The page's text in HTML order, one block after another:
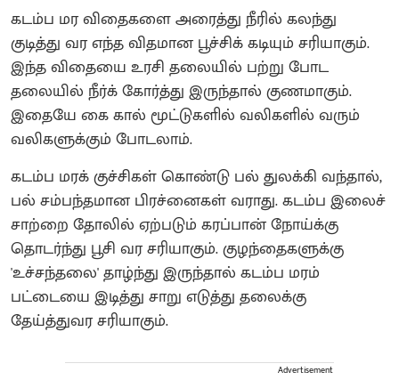
கடம்ப மர விதைகளை அரைத்து நீரில் கலந்து
குடித்து வர எந்த விதமான பூச்சிக் கடியும் சரியாகும்.
இந்த விதையை உரசி தலையில் பற்று போட
தலையில் நீர்க் கோர்த்து இருந்தால் குணமாகும்.
இதையே கை கால் மூட்டுகளில் வலிகளில் வரும்
வலிகளுக்கும் போடலாம்.
கடம்ப மரக் குச்சிகள் கொண்டு பல் துலக்கி வந்தால்,
பல் சம்பந்தமான பிரச்னைகள் வராது. கடம்ப இலைச்
சாற்றை தோலில் ஏற்படும் கரப்பான் நோய்க்கு
தொடர்ந்து பூசி வர சரியாகும். குழந்தைகளுக்கு
'உச்சந்தலை' தாழ்ந்து இருந்தால் கடம்ப மரம்
பட்டையை இடித்து சாறு எடுத்து தலைக்கு
தேய்த்துவர சரியாகும்.
Advertisement